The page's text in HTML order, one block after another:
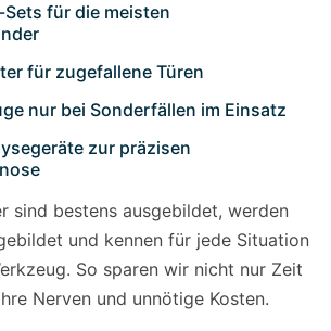
für die meisten
für zugefallene Türen
nur bei Sonderfällen im Einsatz
zur präzisen
sind bestens ausgebildet, werden
und kennen für jede Situation
So sparen wir nicht nur Zeit
Nerven und unnötige Kosten.